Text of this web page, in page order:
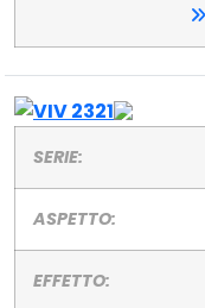
SERIE:
ASPETTO:
EFFETTO: